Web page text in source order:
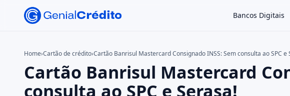
Bancos Digitais
Search the site
Home›Cartão de crédito›Cartão Banrisul Mastercard Consignado INSS: Sem consulta ao SPC e
Cartão Banrisul Mastercard
consulta ao SPC e Serasa!